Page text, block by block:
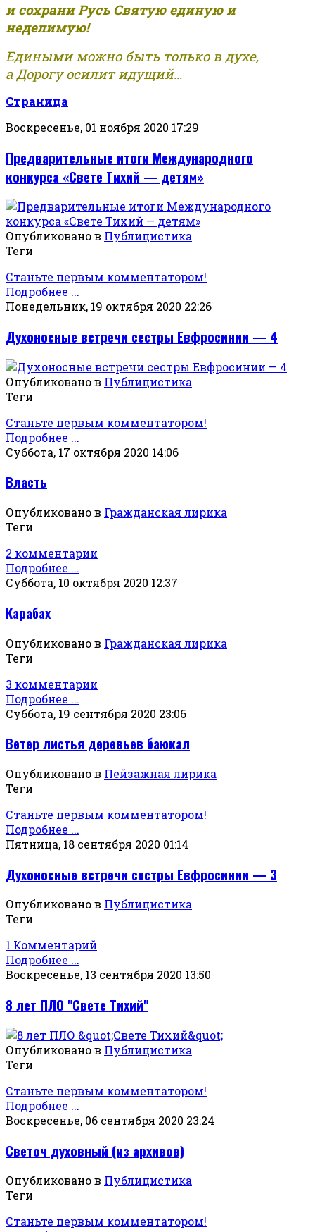
и сохрани Русь Святую единую и
неделимую!
Едиными можно быть только в духе,
а Дорогу осилит идущий...
Страница
Воскресенье, 01 ноября 2020 17:29
Предварительные итоги Международного
конкурса «Свете Тихий — детям»
Опубликовано в Публицистика
Теги
Станьте первым комментатором!
Подробнее ...
Понедельник, 19 октября 2020 22:26
Духоносные встречи сестры Евфросинии — 4
Опубликовано в Публицистика
Теги
Станьте первым комментатором!
Подробнее ...
Суббота, 17 октября 2020 14:06
Власть
Опубликовано в Гражданская лирика
Теги
2 комментарии
Подробнее ...
Суббота, 10 октября 2020 12:37
Карабах
Опубликовано в Гражданская лирика
Теги
3 комментарии
Подробнее ...
Суббота, 19 сентября 2020 23:06
Ветер листья деревьев баюкал
Опубликовано в Пейзажная лирика
Теги
Станьте первым комментатором!
Подробнее ...
Пятница, 18 сентября 2020 01:14
Духоносные встречи сестры Евфросинии — 3
Опубликовано в Публицистика
Теги
1 Комментарий
Подробнее ...
Воскресенье, 13 сентября 2020 13:50
8 лет ПЛО "Свете Тихий"
Опубликовано в Публицистика
Теги
Станьте первым комментатором!
Подробнее ...
Воскресенье, 06 сентября 2020 23:24
Светоч духовный (из архивов)
Опубликовано в Публицистика
Теги
Станьте первым комментатором!